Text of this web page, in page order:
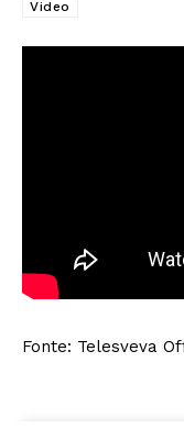
Video
Fonte: Telesveva